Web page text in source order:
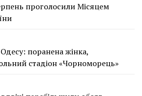
проголосили Місяцем
поранена жінка,
стадіон «Чорноморець»